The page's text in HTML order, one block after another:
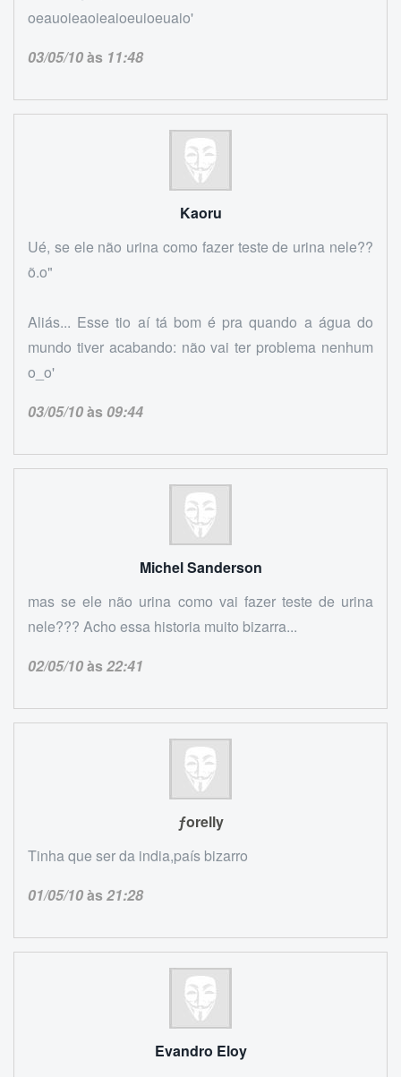
oeauoieaoieaioeuioeuaio'
03/05/10às 11:48
Kaoru
Ué, se ele não urina como fazer teste de urina nele??
õ.o"
Aliás... Esse tio aí tá bom é pra quando a água do
mundo tiver acabando: não vai ter problema nenhum
o_o'
03/05/10às09:44
Michel Sanderson
mas se ele não urina como vai fazer teste de urina
nele??? Acho essa historia muito bizarra...
02/05/10às22:41
ƒorelly
Tinha que ser da india,país bizarro
01/05/10às21:28
Evandro Eloy